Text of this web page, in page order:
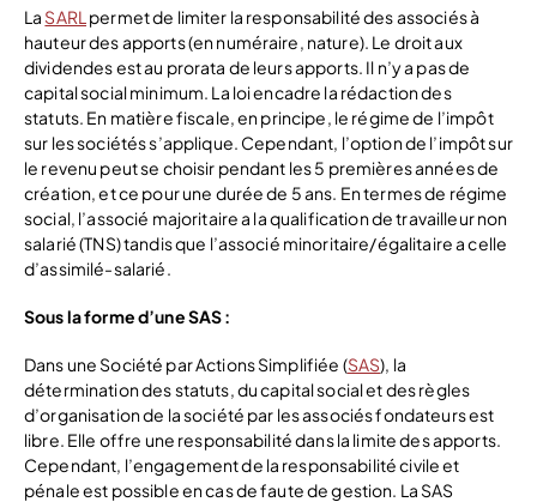
La SARL permet de limiter la responsabilité des associés à
hauteur des apports (en numéraire, nature). Le droit aux
dividendes est au prorata de leurs apports. Il n’y a pas de
capital social minimum. La loi encadre la rédaction des
statuts. En matière fiscale, en principe, le régime de l’impôt
sur les sociétés s’applique. Cependant, l’option de l’impôt sur
le revenu peut se choisir pendant les 5 premières années de
création, et ce pour une durée de 5 ans. En termes de régime
social, l’associé majoritaire a la qualification de travailleur non
salarié (TNS) tandis que l’associé minoritaire/égalitaire a celle
d’assimilé-salarié.
Sous la forme d’une SAS :
Dans une Société par Actions Simplifiée (SAS), la
détermination des statuts, du capital social et des règles
d’organisation de la société par les associés fondateurs est
libre. Elle offre une responsabilité dans la limite des apports.
Cependant, l’engagement de la responsabilité civile et
pénale est possible en cas de faute de gestion. La SAS